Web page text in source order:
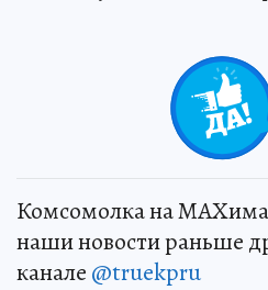
Комсомолка на
наши новости раньше
канале @truekpru